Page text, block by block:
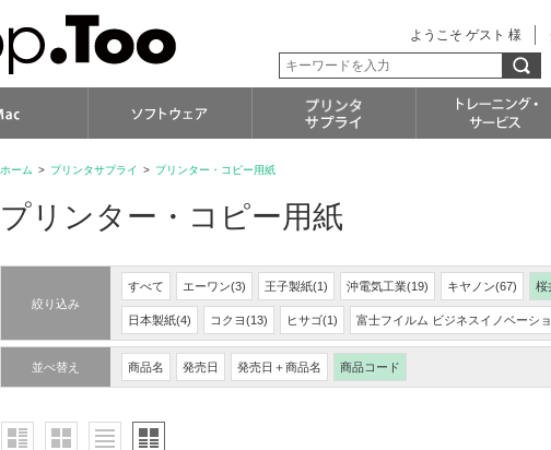
ようこそ ゲスト 様
ホーム > プリンタサプライ > プリンター・コピー用紙
プリンター・コピー用紙
絞り込み
すべて エーワン(3) 王子製紙(1) 沖電気工業(19) キヤノン(67) 桜
日本製紙(4) コクヨ(13) ヒサゴ(1) 富士フイルム ビジネスイノベーシ
並べ替え 商品名 発売日 発売日＋商品名 商品コード